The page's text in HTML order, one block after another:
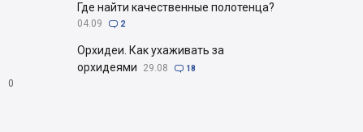
0
Где найти качественные полотенца?
04.09  2
Орхидеи. Как ухаживать за
орхидеями
29.08  18